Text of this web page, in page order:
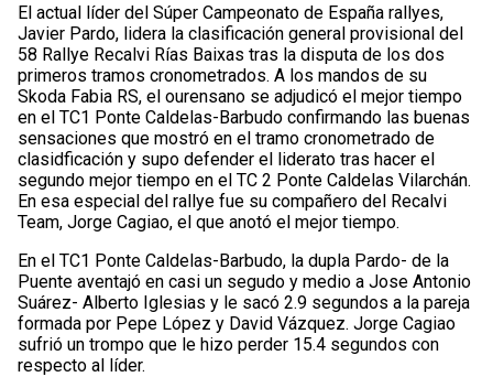
El actual líder del Súper Campeonato de España rallyes,
Javier Pardo, lidera la clasificación general provisional del
58 Rallye Recalvi Rías Baixas tras la disputa de los dos
primeros tramos cronometrados. A los mandos de su
Skoda Fabia RS, el ourensano se adjudicó el mejor tiempo
en el TC1 Ponte Caldelas-Barbudo confirmando las buenas
sensaciones que mostró en el tramo cronometrado de
clasidficación y supo defender el liderato tras hacer el
segundo mejor tiempo en el TC 2 Ponte Caldelas Vilarchán.
En esa especial del rallye fue su compañero del Recalvi
Team, Jorge Cagiao, el que anotó el mejor tiempo.
En el TC1 Ponte Caldelas-Barbudo, la dupla Pardo- de la
Puente aventajó en casi un segudo y medio a Jose Antonio
Suárez- Alberto Iglesias y le sacó 2.9 segundos a la pareja
formada por Pepe López y David Vázquez. Jorge Cagiao
sufrió un trompo que le hizo perder 15.4 segundos con
respecto al líder.